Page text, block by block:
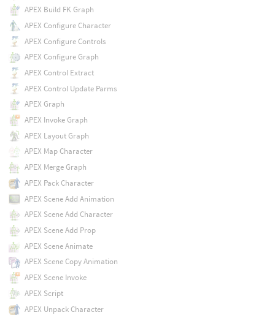
APEX Build FK Graph
APEX Configure Character
APEX Configure Controls
APEX Configure Graph
APEX Control Extract
APEX Control Update Parms
APEX Graph
APEX Invoke Graph
APEX Layout Graph
APEX Map Character
APEX Merge Graph
APEX Pack Character
APEX Scene Add Animation
APEX Scene Add Character
APEX Scene Add Prop
APEX Scene Animate
APEX Scene Copy Animation
APEX Scene Invoke
APEX Script
APEX Unpack Character